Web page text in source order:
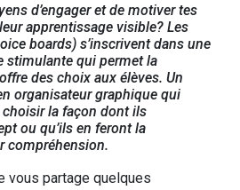
d’engager et de motiver tes
apprentissage visible? Les
boards) s’inscrivent dans une
stimulante qui permet la
des choix aux élèves. Un
organisateur graphique qui
la façon dont ils
ou qu’ils en feront la
compréhension.
vous partage quelques